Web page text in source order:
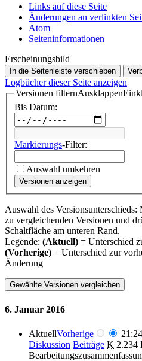
Links auf diese Seite
Änderungen an verlinkten
Atom
Seiten­­informationen
Erscheinungsbild
In die Seitenleiste verschieben
Logbücher dieser Seite anzeigen
Versionen filternAusklappen
Bis Datum:
Markierungs-Filter:
Auswahl umkehren
Versionen anzeigen
Auswahl des
zu vergleichenden Versionen und
Schaltfläche am unteren Rand.
Legende: (Aktuell) = Unterschied
(Vorherige) = Unterschied zur
Änderung
6. Januar 2016
AktuellVorherige 21:24
Diskussion Beiträge K 2.234